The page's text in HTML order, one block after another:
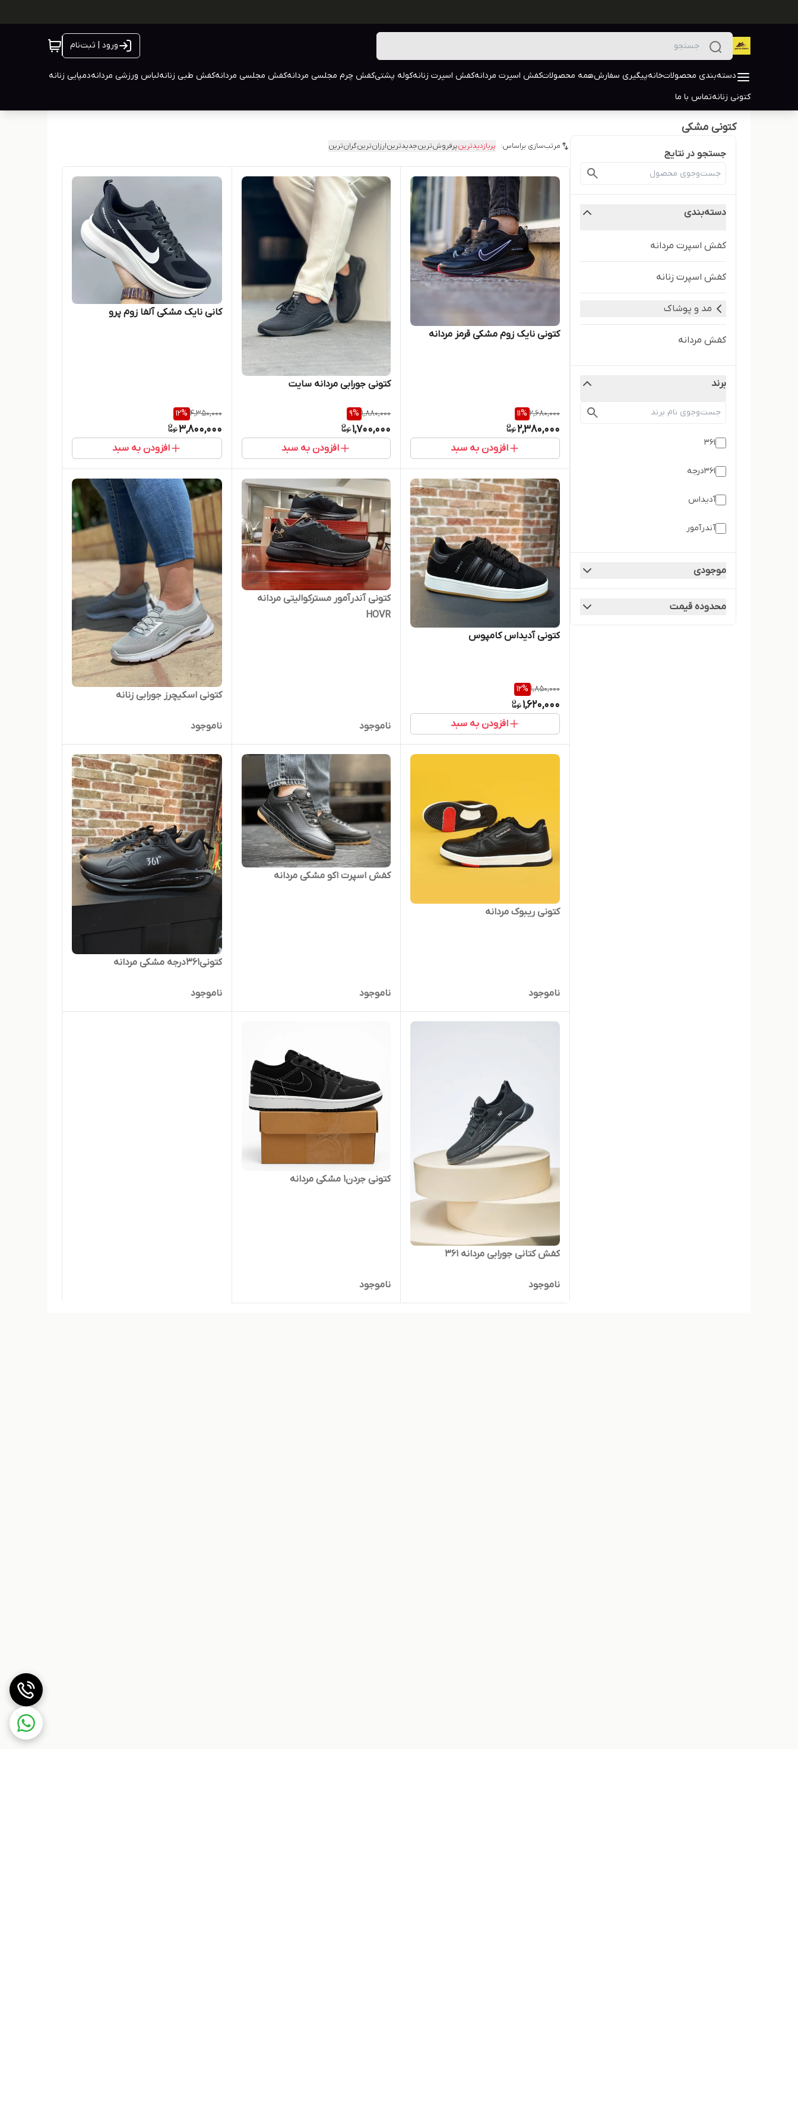
ورود | ثبت‌نام
دسته‌بندی محصولاتخانهپیگیری سفارشهمه محصولاتکفش اسپرت مردانهکفش اسپرت زنانهکوله پشتیکفش چرم مجلسی مردانهکفش مجلسی مردانهکفش طبی زنانهلباس ورزشی مردانهدمپایی زنانه
کتونی زنانهتماس با ما
کتونی مشکی
جستجو در نتایج
دسته‌بندی
کفش اسپرت مردانه
کفش اسپرت زنانه
مد و پوشاک
کفش مردانه
برند
361
۳۶۱درجه
آدیداس
آندرآمور
جردن
موجودی
محدوده قیمت
مرتب‌سازی براساس: پربازدیدترینپرفروش‌ترینجدیدترینارزان‌ترینگران‌ترین
کتونی نایک زوم مشکی قرمز مردانه
2,680,000
11%
2,380,000
افزودن به سبد
کتونی جورابی مردانه سایت
1,880,000
9%
1,700,000
افزودن به سبد
کانی نایک مشکی آلفا زوم پرو
4,350,000
12%
3,800,000
افزودن به سبد
کتونی آدیداس کامپوس
1,850,000
12%
1,620,000
افزودن به سبد
کتونی آندرآمور مسترکوالیتی مردانه
HOVR
ناموجود
کتونی اسکیچرز جورابی زنانه
ناموجود
کتونی ریبوک مردانه
ناموجود
کفش اسپرت اکو مشکی مردانه
ناموجود
کتونی۳۶۱درجه مشکی مردانه
ناموجود
کفش کتانی جورابی مردانه 361
ناموجود
کتونی جردن۱ مشکی مردانه
ناموجود